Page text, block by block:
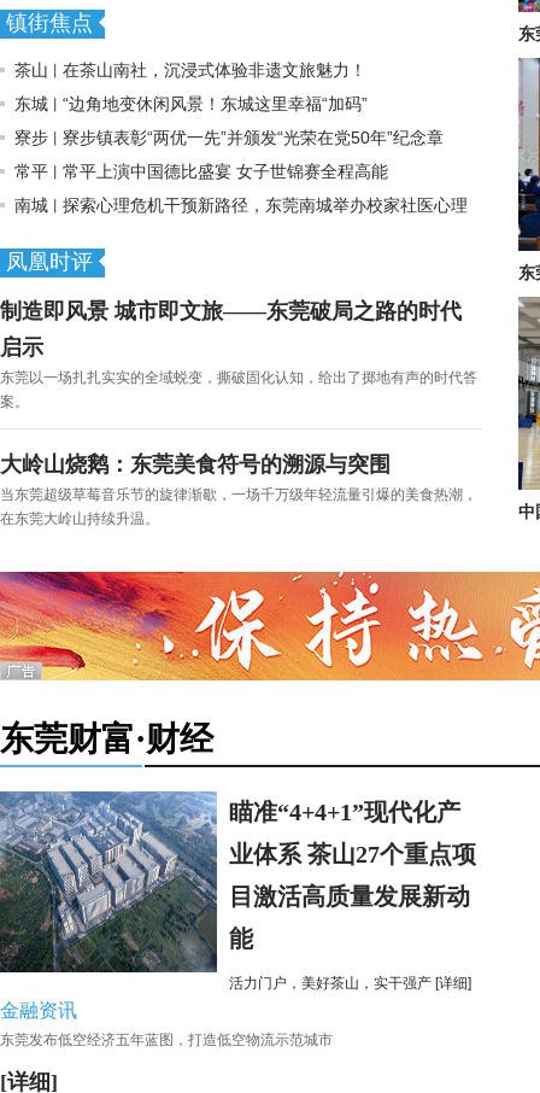
镇街焦点
茶山
在茶山南社，沉浸式体验非遗文旅魅力！
东城
“边角地变休闲风景！东城这里幸福“加码”
寮步
寮步镇表彰“两优一先”并颁发“光荣在党50年”纪念章
常平
常平上演中国德比盛宴 女子世锦赛全程高能
南城
探索心理危机干预新路径，东莞南城举办校家社医心理
凤凰时评
制造即风景 城市即文旅——东莞破局之路的时代
启示
东莞以一场扎扎实实的全域蜕变，撕破固化认知，给出了掷地有声的时代答
案。
大岭山烧鹅：东莞美食符号的溯源与突围
当东莞超级草莓音乐节的旋律渐歇，一场千万级年轻流量引爆的美食热潮，
在东莞大岭山持续升温。
东
域
东
中
东莞财富·财经
瞄准“4+4+1”现代化产
业体系 茶山27个重点项
目激活高质量发展新动
能
活力门户，美好茶山，实干强产 [详细]
金融资讯
东莞发布低空经济五年蓝图，打造低空物流示范城市
[详细]